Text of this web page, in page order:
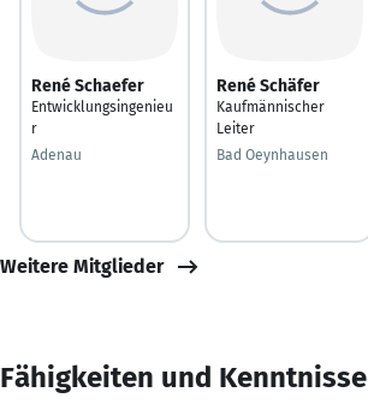
René Schaefer
Entwicklungsingenieu
r
Adenau
René Schäfer
Kaufmännischer
Leiter
Bad Oeynhausen
Weitere Mitglieder
Fähigkeiten und Kenntnisse